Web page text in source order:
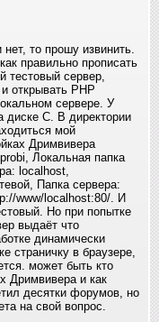
то прошу извинить.
правильно прописать
тестовый сервер,
открывать PHP
сервере. У
диске С. В директории
мой
Дримвивера
Локальная папка
localhost,
Папка сервера:
www/localhost:80/. И
Но при попытке
выдаёт что
динамически
страничку в браузере,
может быть кто
Дримвивера и как
десятки форумов, но
на свой вопрос.